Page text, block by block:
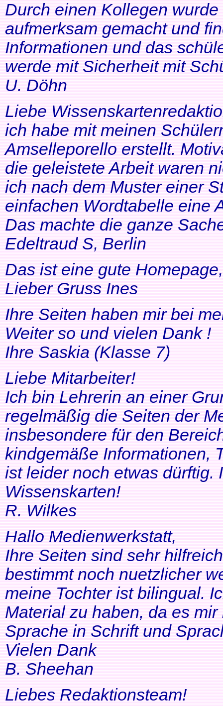
Durch einen Kollegen
aufmerksam gemacht und
Informationen und das
werde mit Sicherheit mit
U. Döhn
Liebe
ich habe mit meinen
Amselleporello erstellt.
die geleistete Arbeit waren
ich nach dem Muster einer
einfachen Wordtabelle eine
Das machte die ganze
Edeltraud S, Berlin
Das ist eine gute
Lieber Gruss Ines
Ihre Seiten haben mir bei
Weiter so und vielen Dank !
Ihre Saskia (Klasse 7)
Liebe Mitarbeiter!
Ich bin Lehrerin an einer
regelmäßig die Seiten der
insbesondere für den
kindgemäße Informationen,
ist leider noch etwas dürftig.
Wissenskarten!
R. Wilkes
Hallo Medienwerkstatt,
Ihre Seiten sind sehr
bestimmt noch nuetzlicher
meine Tochter ist bilingual.
Material zu haben, da es
Sprache in Schrift und
Vielen Dank
B. Sheehan
Liebes Redaktionsteam!